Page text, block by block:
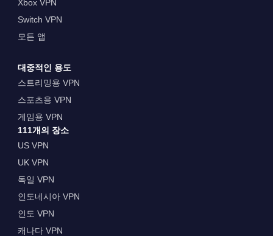
Xbox VPN
Switch VPN
모든 앱
대중적인 용도
스트리밍용 VPN
스포츠용 VPN
게임용 VPN
111개의 장소
US VPN
UK VPN
독일 VPN
인도네시아 VPN
인도 VPN
캐나다 VPN